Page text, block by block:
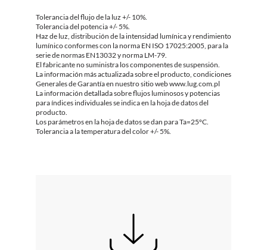
Tolerancia del flujo de la luz +/- 10%.
Tolerancia del potencia +/- 5%.
Haz de luz, distribución de la intensidad lumínica y rendimiento
lumínico conformes con la norma EN ISO 17025:2005, para la
serie de normas EN13032 y norma LM-79.
El fabricante no suministra los componentes de suspensión.
La información más actualizada sobre el producto, condiciones
Generales de Garantía en nuestro sitio web www.lug.com.pl
La información detallada sobre flujos luminosos y potencias
para índices individuales se indica en la hoja de datos del
producto.
Los parámetros en la hoja de datos se dan para Ta=25°C.
Tolerancia a la temperatura del color +/- 5%.